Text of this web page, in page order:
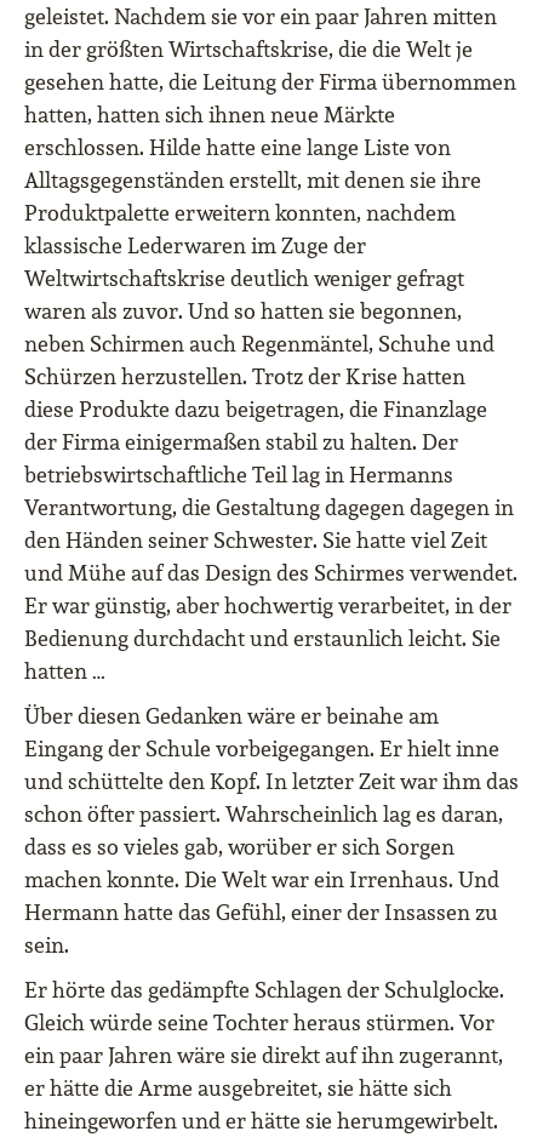
geleistet. Nachdem sie vor ein paar Jahren mitten
in der größten Wirtschaftskrise, die die Welt je
gesehen hatte, die Leitung der Firma übernommen
hatten, hatten sich ihnen neue Märkte
erschlossen. Hilde hatte eine lange Liste von
Alltagsgegenständen erstellt, mit denen sie ihre
Produktpalette erweitern konnten, nachdem
klassische Lederwaren im Zuge der
Weltwirtschaftskrise deutlich weniger gefragt
waren als zuvor. Und so hatten sie begonnen,
neben Schirmen auch Regenmäntel, Schuhe und
Schürzen herzustellen. Trotz der Krise hatten
diese Produkte dazu beigetragen, die Finanzlage
der Firma einigermaßen stabil zu halten. Der
betriebswirtschaftliche Teil lag in Hermanns
Verantwortung, die Gestaltung dagegen dagegen in
den Händen seiner Schwester. Sie hatte viel Zeit
und Mühe auf das Design des Schirmes verwendet.
Er war günstig, aber hochwertig verarbeitet, in der
Bedienung durchdacht und erstaunlich leicht. Sie
hatten …
Über diesen Gedanken wäre er beinahe am
Eingang der Schule vorbeigegangen. Er hielt inne
und schüttelte den Kopf. In letzter Zeit war ihm das
schon öfter passiert. Wahrscheinlich lag es daran,
dass es so vieles gab, worüber er sich Sorgen
machen konnte. Die Welt war ein Irrenhaus. Und
Hermann hatte das Gefühl, einer der Insassen zu
sein.
Er hörte das gedämpfte Schlagen der Schulglocke.
Gleich würde seine Tochter heraus stürmen. Vor
ein paar Jahren wäre sie direkt auf ihn zugerannt,
er hätte die Arme ausgebreitet, sie hätte sich
hineingeworfen und er hätte sie herumgewirbelt.